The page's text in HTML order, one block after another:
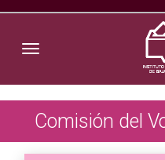
Toggle navigation
Comisión del